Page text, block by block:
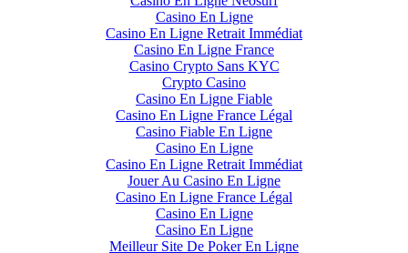
Casino En Ligne
Casino En Ligne Retrait Immédiat
Casino En Ligne France
Casino Crypto Sans KYC
Crypto Casino
Casino En Ligne Fiable
Casino En Ligne France Légal
Casino Fiable En Ligne
Casino En Ligne
Casino En Ligne Retrait Immédiat
Jouer Au Casino En Ligne
Casino En Ligne France Légal
Casino En Ligne
Casino En Ligne
Meilleur Site De Poker En Ligne